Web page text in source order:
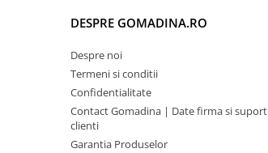
DESPRE GOMADINA.RO
Despre noi
Termeni si conditii
Confidentialitate
Contact Gomadina | Date firma si suport
clienti
Garantia Produselor